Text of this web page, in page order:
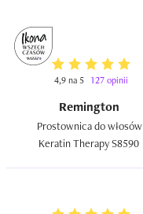
4,9 na 5 127 opinii
Remington
Prostownica do włosów